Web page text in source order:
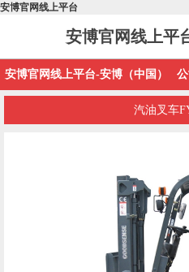
安博官网线上平台
安博官网线上平
安博官网线上平台-安博（中国） 公
汽油叉车